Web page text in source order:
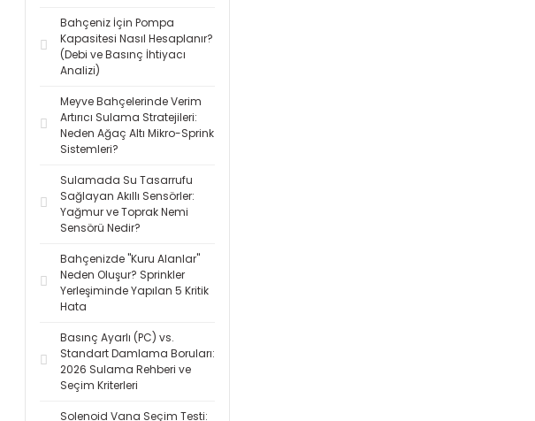
Bahçeniz İçin Pompa
Kapasitesi Nasıl Hesaplanır?
(Debi ve Basınç İhtiyacı
Analizi)
Meyve Bahçelerinde Verim
Artırıcı Sulama Stratejileri:
Neden Ağaç Altı Mikro-Sprink
Sistemleri?
Sulamada Su Tasarrufu
Sağlayan Akıllı Sensörler:
Yağmur ve Toprak Nemi
Sensörü Nedir?
Bahçenizde "Kuru Alanlar"
Neden Oluşur? Sprinkler
Yerleşiminde Yapılan 5 Kritik
Hata
Basınç Ayarlı (PC) vs.
Standart Damlama Boruları:
2026 Sulama Rehberi ve
Seçim Kriterleri
Solenoid Vana Seçim Testi: